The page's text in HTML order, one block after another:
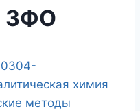
ЗФО
химия
методы